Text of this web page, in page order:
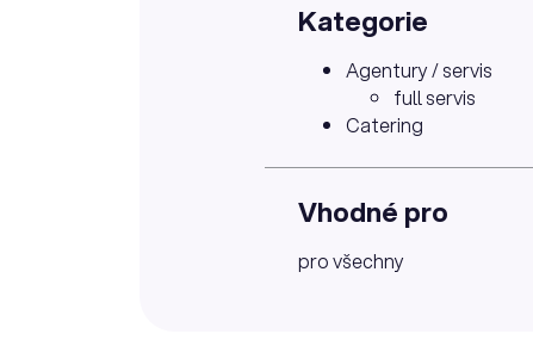
Kategorie
Agentury / servis
full servis
Catering
Vhodné pro
pro všechny